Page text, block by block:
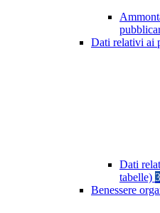
Dati relativi ai
Dati
tabelle) 3
Benessere